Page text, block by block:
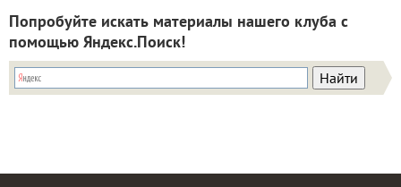
Попробуйте искать материалы нашего клуба с
помощью Яндекс.Поиск!